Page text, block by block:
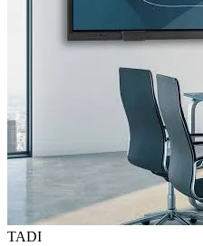
TADI